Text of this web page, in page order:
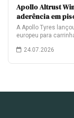
Apollo Altrust
aderência em
A Apollo Tyres
europeu para
24.07.2026